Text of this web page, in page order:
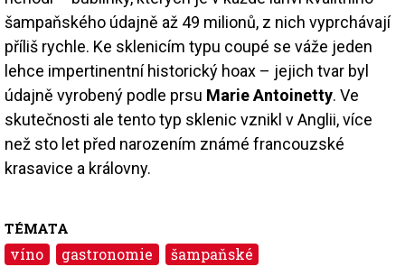
šampaňského údajně až 49 milionů, z nich vyprchávají
příliš rychle. Ke sklenicím typu coupé se váže jeden
lehce impertinentní historický hoax – jejich tvar byl
údajně vyrobený podle prsu Marie Antoinetty. Ve
skutečnosti ale tento typ sklenic vznikl v Anglii, více
než sto let před narozením známé francouzské
krasavice a královny.
TÉMATA
víno gastronomie šampaňské